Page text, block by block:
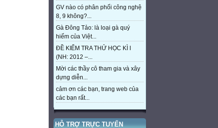
GV nào có phân phối công nghệ
8, 9 không?...
Gà Đông Tảo: là loại gà quý
hiếm của Việt...
ĐỀ KIỂM TRA THỬ HỌC KÌ I
(NH: 2012 –...
Mời các thầy cô tham gia và xây
dựng diễn...
cảm ơn các bạn, trang web của
các bạn rất...
HỖ TRỢ TRỰC TUYẾN